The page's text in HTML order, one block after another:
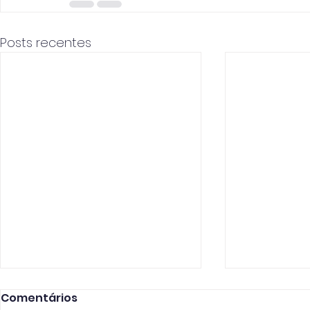
Posts recentes
Comentários